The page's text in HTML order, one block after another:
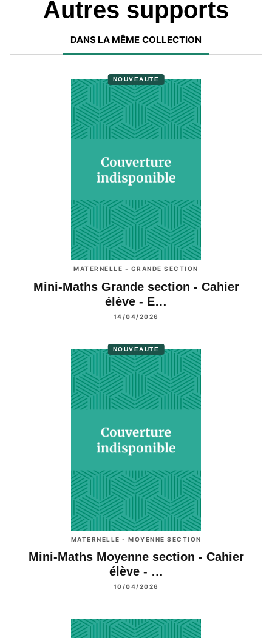
Autres supports
DANS LA MÊME COLLECTION
NOUVEAUTÉ
MATERNELLE - GRANDE SECTION
Mini-Maths Grande section - Cahier
élève - E…
14/04/2026
NOUVEAUTÉ
MATERNELLE - MOYENNE SECTION
Mini-Maths Moyenne section - Cahier
élève - …
10/04/2026